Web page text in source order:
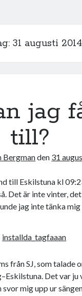
31 augusti 2014
jag
till?
Bergmanden 31
till Eskilstuna kl
Det är inte vinter,
jag inte tänka
från SJ, som talade
Det var ju
mig upp ur